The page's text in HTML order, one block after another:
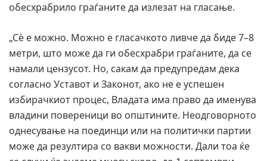
обесхрабрило граѓаните да излезат на гласање.
„Сè е можно. Можно е гласачкото ливче да биде 7–8
метри, што може да ги обесхрабри граѓаните, да се
намали цензусот. Но, сакам да предупредам дека
согласно Уставот и Законот, ако не е успешен
избирачкиот процес, Владата има право да именува
владини повереници во општините. Неодговорното
однесување на поединци или на политички партии
може да резултира со вакви можности. Дали тоа ќе